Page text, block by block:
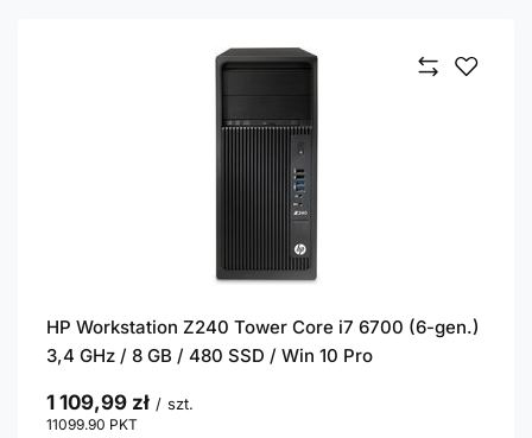
HP Workstation Z240 Tower Core i7 6700 (6-gen.)
3,4 GHz / 8 GB / 480 SSD / Win 10 Pro
1 109,99 zł / szt.
11099.90 PKT